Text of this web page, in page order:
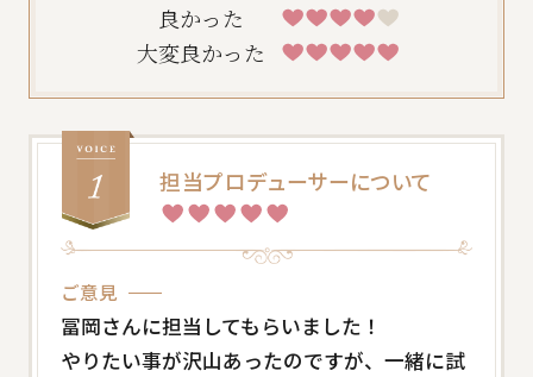
一緒に唯一無二の結婚式をプロデュースしませ
んか？採用情報はこちら
良かった
大変良かった
担当プロデューサーについて
ご意見
冨岡さんに担当してもらいました！
やりたい事が沢山あったのですが、一緒に試